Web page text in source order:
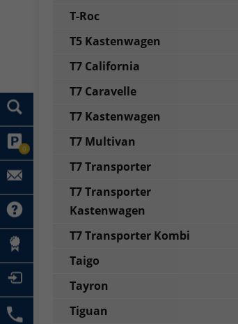
0
T-Roc
T5 Kastenwagen
T7 California
T7 Caravelle
T7 Kastenwagen
T7 Multivan
T7 Transporter
T7 Transporter
Kastenwagen
T7 Transporter Kombi
Taigo
Tayron
Tiguan